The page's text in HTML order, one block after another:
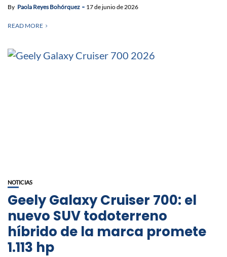
By Paola Reyes Bohórquez 17 de junio de 2026
READ MORE
NOTICIAS
Geely Galaxy Cruiser 700: el
nuevo SUV todoterreno
híbrido de la marca promete
1.113 hp